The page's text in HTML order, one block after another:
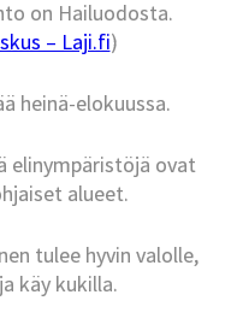
on Hailuodosta.
– Laji.fi)
heinä-elokuussa.
elinympäristöjä ovat
alueet.
tulee hyvin valolle,
käy kukilla.